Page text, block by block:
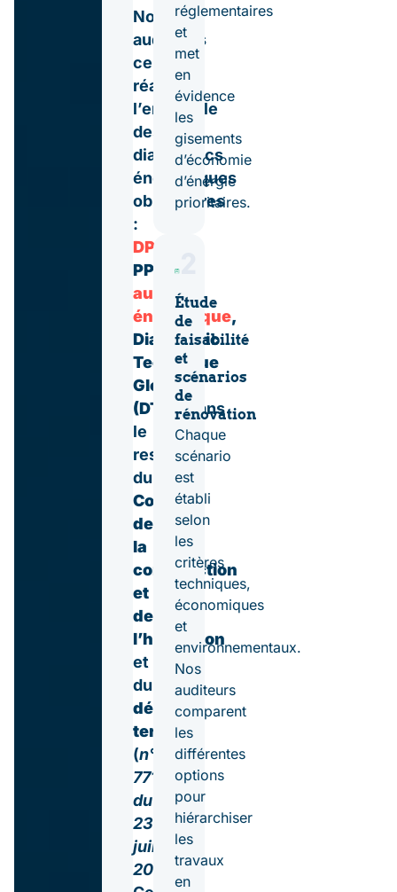
Nos
auditeurs
certifiés
réalisent
l’ensemble
des
diagnostics
énergétiques
obligatoires
:
DPE
PPPT,
audit
énergétique,
Diagnostic
Technique
Global
(DTG),dans
le
respect
du
Code
de
la
construction
et
de
l’habitation
et
du
décret
tertiaire
(n°2019-
771
du
23
juillet
2019
).
réglementaires
et
met
en
évidence
les
gisements
d’économie
d’énergie
prioritaires.
Étude
de
faisabilité
et
scénarios
de
rénovation
Chaque
scénario
est
établi
selon
les
critères
techniques,
économiques
et
environnementaux.
Nos
auditeurs
comparent
les
différentes
options
pour
hiérarchiser
les
travaux
en